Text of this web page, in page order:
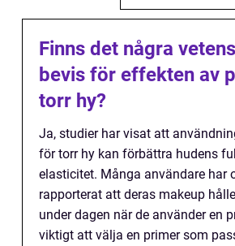
Finns det några
bevis för effekten av
torr hy?
Ja, studier har visat att
för torr hy kan förbättra hudens
elasticitet. Många användare har
rapporterat att deras makeup
under dagen när de använder en
viktigt att välja en primer som